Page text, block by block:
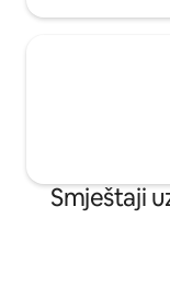
Smještaji